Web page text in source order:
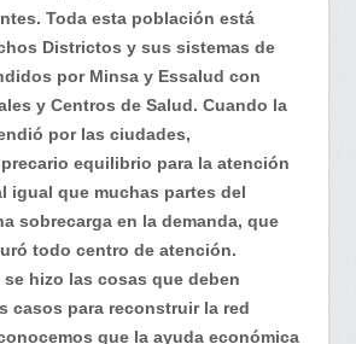
Toda esta población está
Districtos y sus sistemas de
por Minsa y Essalud con
y Centros de Salud. Cuando la
por las ciudades,
equilibrio para la atención
igual que muchas partes del
sobrecarga en la demanda, que
todo centro de atención.
se hizo las cosas que deben
casos para reconstruir la red
que la ayuda económica